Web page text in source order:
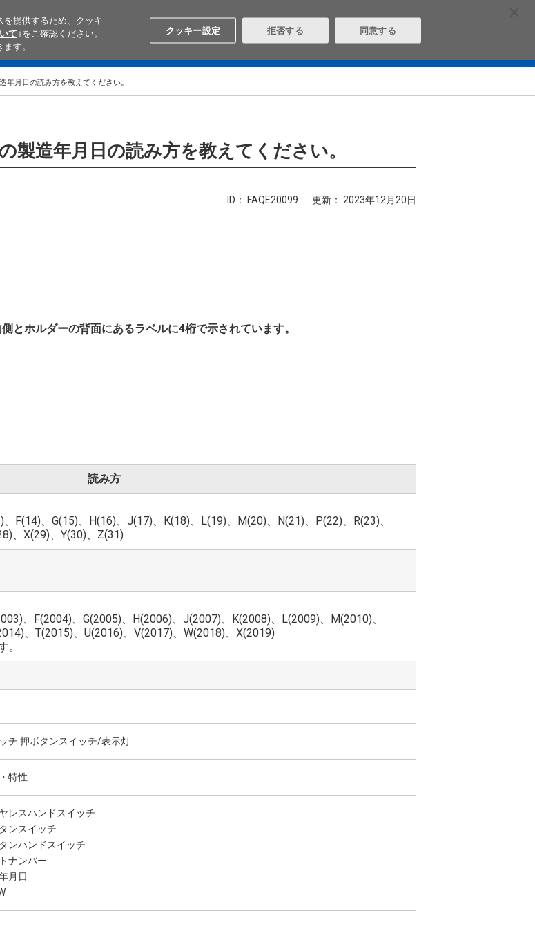
Search
ポート
年月日の読み方を教えてください。
製造年月日の読み方を教えてください。
ID： FAQE20099 更新： 2023年12月20日
とホルダーの背面にあるラベルに4桁で示されています。
読み方
F(14)、G(15)、H(16)、J(17)、K(18)、L(19)、M(20)、N(21)、P(22)、R(23)、
、X(29)、Y(30)、Z(31)
、F(2004)、G(2005)、H(2006)、J(2007)、K(2008)、L(2009)、M(2010)、
、T(2015)、U(2016)、V(2017)、W(2018)、X(2019)
。
チ 押ボタンスイッチ/表示灯
特性
レスハンドスイッチ
ンスイッチ
ンハンドスイッチ
ナンバー
月日
提供するため、クッキ
て 」をご確認ください。
す。
クッキー設定 拒否する 同意する